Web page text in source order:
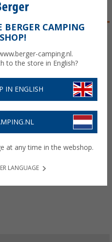
BERGER CAMPING
camping.nl.
to the store in English?
IN ENGLISH
at any time in the webshop.
LANGUAGE